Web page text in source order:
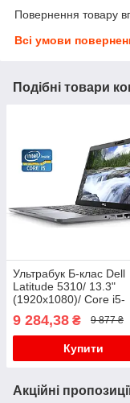
Повернення товару
Всі умови
Подібні товари
Ультрабук Б-клас Dell
Latitude 5310/ 13.3"
(1920x1080)/ Core i5-
GB SSD/ UHD
9 284,38 ₴ 9 877 ₴
Купити
Акційні